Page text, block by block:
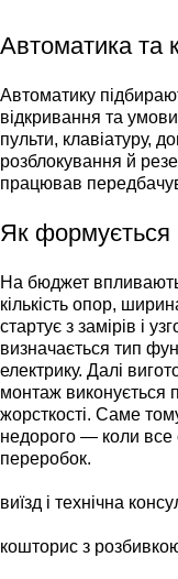
Автоматика та
Автоматику
відкривання та
пульти, клавіатуру,
розблокування й
працював
Як формується
На бюджет
кількість опор,
стартує з замірів і
визначається тип
електрику. Далі
монтаж виконується
жорсткості. Саме
недорого — коли все
переробок.
виїзд і технічна
кошторис з